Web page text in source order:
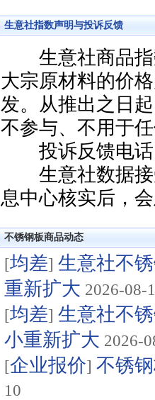
生意社指数声明与投诉反馈
生意社商品指
大宗原材料的价
发。从推出之日
不参与、不用于
投诉反馈电话
生意社数据接
息中心核实后，
不锈钢板商品动态
[均差] 生意社不
重新扩大 2026-08-
[均差] 生意社不
小重新扩大 2026-
[企业报价] 不锈
10